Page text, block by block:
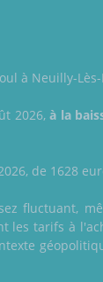
à Neuilly-Lès-
2026,à la
de 1628
fluctuant,
les tarifs à